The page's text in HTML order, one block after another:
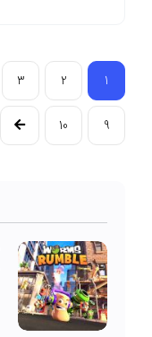
1
2
3
9
10